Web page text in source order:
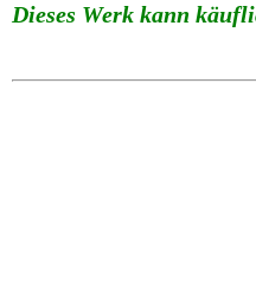
Dieses Werk kann